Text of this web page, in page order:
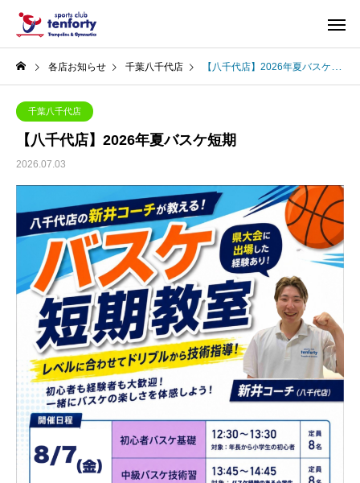
各店お知らせ 千葉八千代店 【八千代店】2026年夏バスケ短期
千葉八千代店
【八千代店】2026年夏バスケ短期
2026.07.03